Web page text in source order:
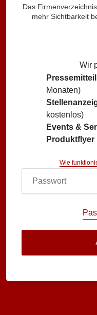
Das
mehr Sichtbarkeit
Wir
Monaten)
kostenlos)
Events &
Produktflyer
Wie